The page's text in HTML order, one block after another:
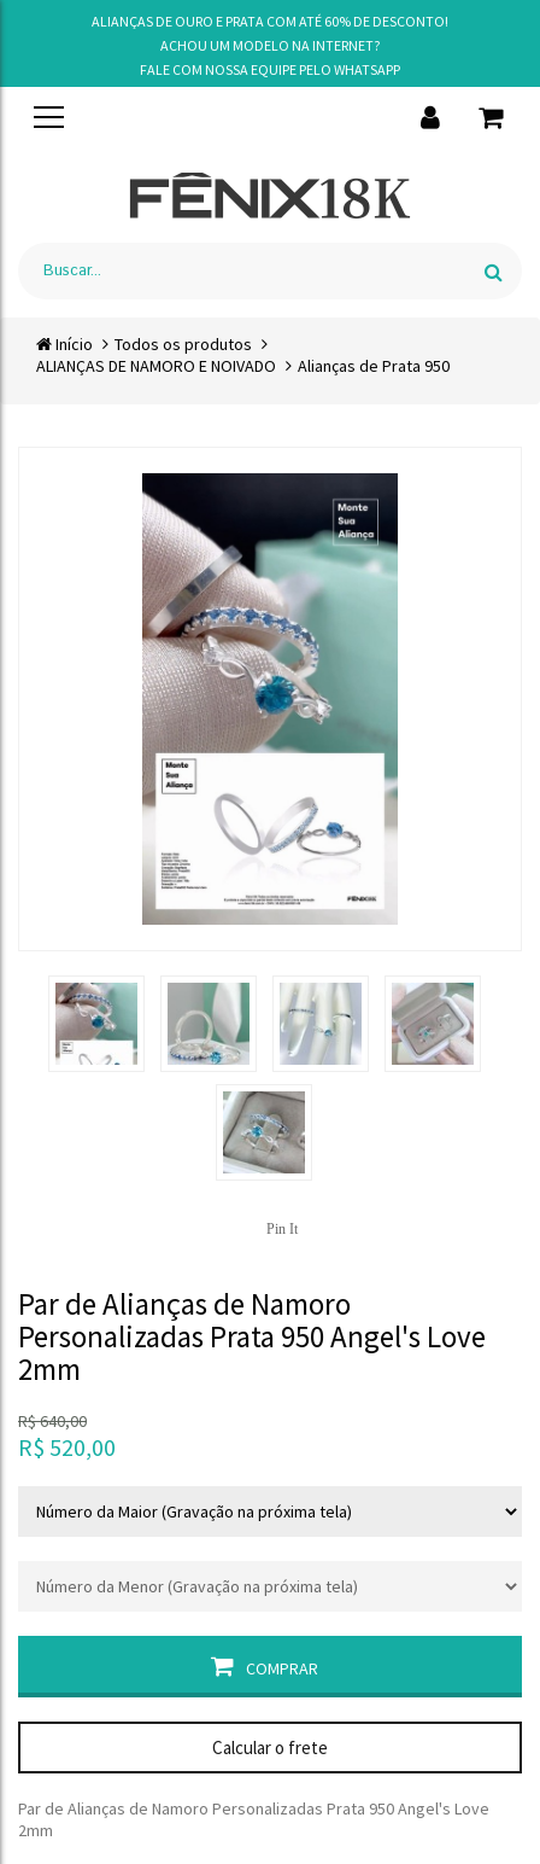
ALIANÇAS DE OURO E PRATA COM ATÉ 60% DE DESCONTO!
ACHOU UM MODELO NA INTERNET?
FALE COM NOSSA EQUIPE PELO WHATSAPP
Início
Todos os produtos
ALIANÇAS DE NAMORO E NOIVADO
Alianças de Prata 950
Pin It
Par de Alianças de Namoro
Personalizadas Prata 950 Angel's Love
2mm
R$640,00
R$ 520,00
COMPRAR
Calcular o frete
Par de Alianças de Namoro Personalizadas Prata 950 Angel's Love
2mm